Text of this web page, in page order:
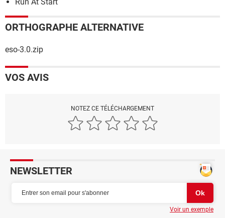
ORTHOGRAPHE ALTERNATIVE
eso-3.0.zip
VOS AVIS
NOTEZ CE TÉLÉCHARGEMENT
NEWSLETTER
Voir un exemple